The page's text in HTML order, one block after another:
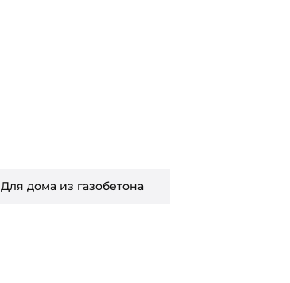
Для дома из газобетона